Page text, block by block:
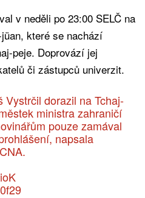
v neděli po 23:00 SELČ na
které se nachází
peje. Doprovází jej
či zástupců univerzit.
Vystrčil dorazil na Tchaj-
ministra zahraničí
pouze zamával
napsala